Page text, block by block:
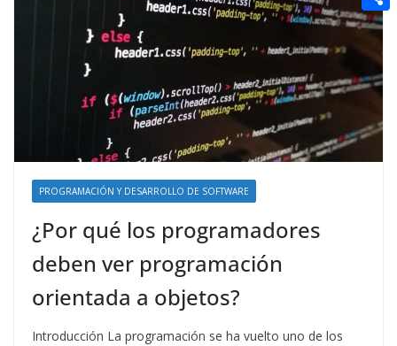
PROGRAMACIÓN Y DESARROLLO DE SOFTWARE
¿Por qué los programadores
deben ver programación
orientada a objetos?
Introducción La programación se ha vuelto uno de los
n
g
r
e
r
e
r
e
t
a
e
d
t
C
o
m
a
r